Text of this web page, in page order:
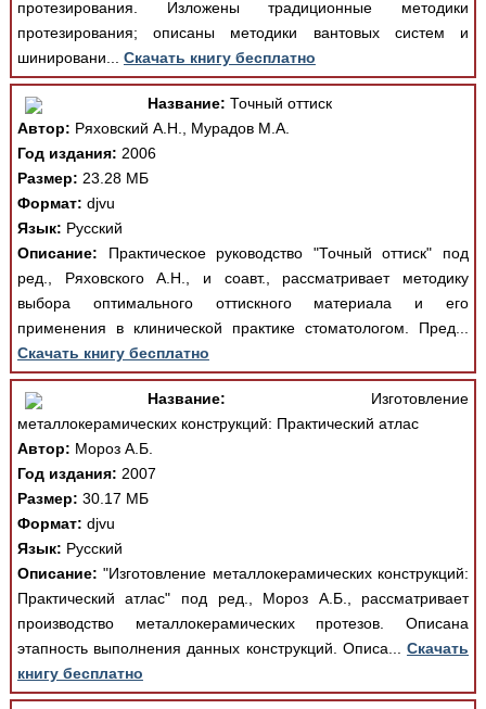
протезирования. Изложены традиционные методики
протезирования; описаны методики вантовых систем и
шинировани... Скачать книгу бесплатно
Название: Точный оттиск
Автор: Ряховский А.Н., Мурадов М.А.
Год издания: 2006
Размер: 23.28 МБ
Формат: djvu
Язык: Русский
Описание: Практическое руководство "Точный оттиск" под
ред., Ряховского А.Н., и соавт., рассматривает методику
выбора оптимального оттискного материала и его
применения в клинической практике стоматологом. Пред...
Скачать книгу бесплатно
Название: Изготовление
металлокерамических конструкций: Практический атлас
Автор: Мороз А.Б.
Год издания: 2007
Размер: 30.17 МБ
Формат: djvu
Язык: Русский
Описание: "Изготовление металлокерамических конструкций:
Практический атлас" под ред., Мороз А.Б., рассматривает
производство металлокерамических протезов. Описана
этапность выполнения данных конструкций. Описа...Скачать
книгу бесплатно